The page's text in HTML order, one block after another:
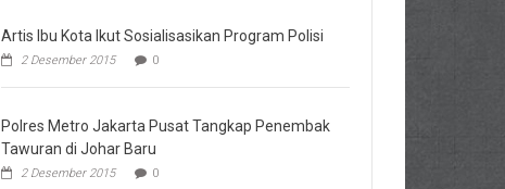
Artis Ibu Kota Ikut Sosialisasikan Program Polisi
2 Desember 2015 0
Polres Metro Jakarta Pusat Tangkap Penembak
Tawuran di Johar Baru
2 Desember 2015 0